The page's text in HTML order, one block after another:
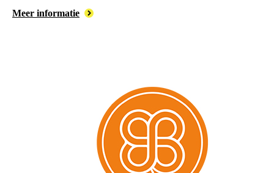
Meer informatie